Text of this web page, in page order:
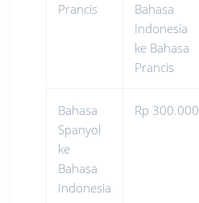
Prancis
Bahasa
Indonesia
ke Bahasa
Prancis
Bahasa
Spanyol
ke
Bahasa
Indonesia
Rp 300.000